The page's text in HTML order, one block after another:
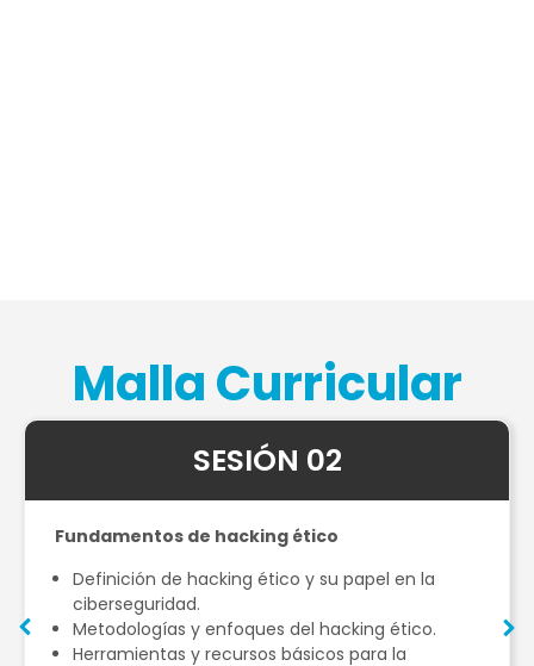
Malla Curricular
SESIÓN 02
Fundamentos de hacking ético
Definición de hacking ético y su papel en la
ciberseguridad.
Metodologías y enfoques del hacking ético.
Herramientas y recursos básicos para la